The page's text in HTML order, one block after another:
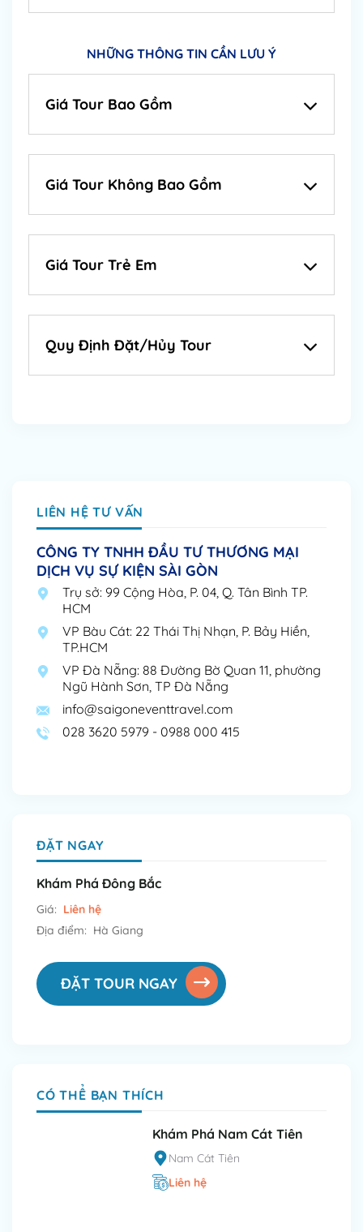
NHỮNG THÔNG TIN CẦN LƯU Ý
Giá Tour Bao Gồm
Giá Tour Không Bao Gồm
Giá Tour Trẻ Em
Quy Định Đặt/Hủy Tour
LIÊN HỆ TƯ VẤN
CÔNG TY TNHH ĐẦU TƯ THƯƠNG MẠI
DỊCH VỤ SỰ KIỆN SÀI GÒN
Trụ sở: 99 Cộng Hòa, P. 04, Q. Tân Bình TP.
HCM
VP Bàu Cát: 22 Thái Thị Nhạn, P. Bảy Hiền,
TP.HCM
VP Đà Nẵng: 88 Đường Bờ Quan 11, phường
Ngũ Hành Sơn, TP Đà Nẵng
info@saigoneventtravel.com
028 3620 5979 - 0988 000 415
ĐẶT NGAY
Khám Phá Đông Bắc
Giá: Liên hệ
Địa điểm: Hà Giang
ĐẶT TOUR NGAY
CÓ THỂ BẠN THÍCH
Khám Phá Nam Cát Tiên
Nam Cát Tiên
Liên hệ